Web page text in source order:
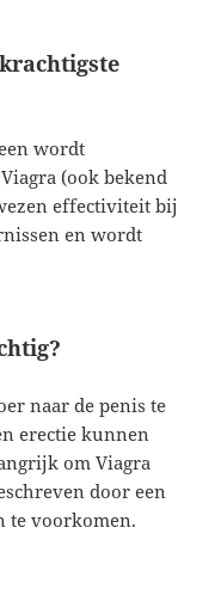
wordt
(ook bekend
effectiviteit bij
en wordt
naar de penis te
erectie kunnen
om Viagra
door een
te voorkomen.